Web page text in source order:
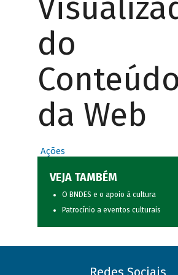
do
Conteúdo
da Web
Ações
VEJA TAMBÉM
O BNDES e o apoio à cultura
Patrocínio a eventos culturais
Redes Sociais